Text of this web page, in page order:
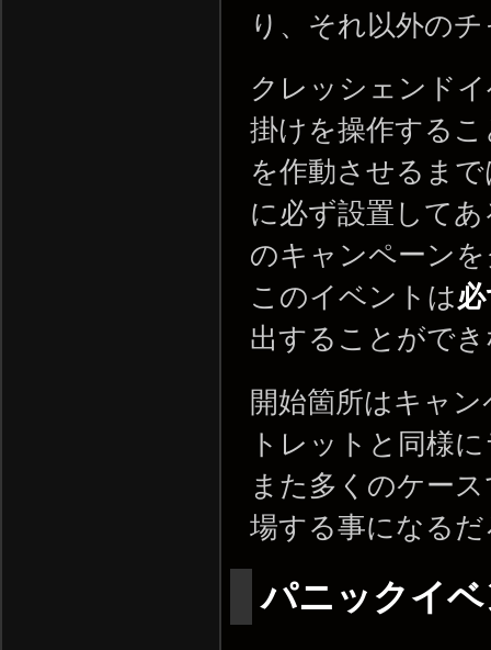
り、それ以外の
クレッシェンド
掛けを操作する
を作動させるま
に必ず設置して
のキャンペーン
このイベントは
出することがで
開始箇所はキャ
トレットと同様
また多くのケー
場する事になる
パニックイ